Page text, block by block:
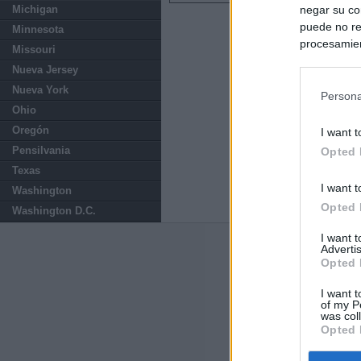
negar su
puede no
I want
Opted
I want
Opted
I want
Opted
I want
of my
was
Opted
Michigan
Minnesota
Missouri
Nueva Jersey
Nueva York
Ohio
Oregón
Pensilvania
Texas
Washington
Washington D.C.
Últimas
El Gobierno
hace un año